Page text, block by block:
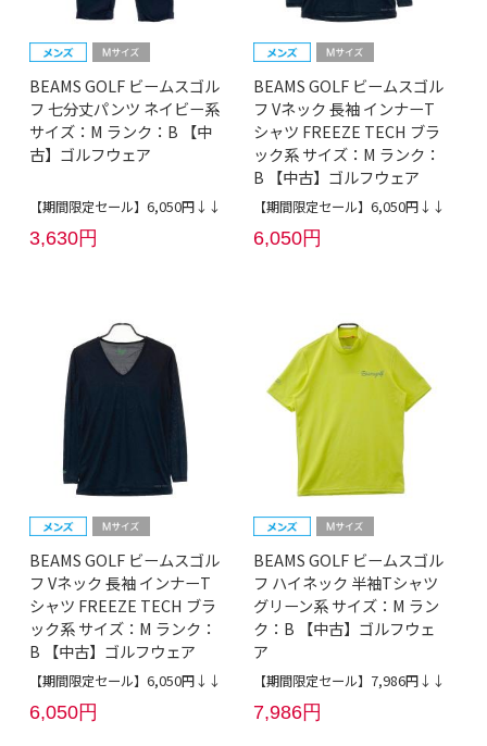
BEAMS GOLF ビームスゴル
フ 七分丈パンツ ネイビー系
サイズ：M ランク：B 【中
古】ゴルフウェア
【期間限定セール】6,050円↓↓
3,630円
BEAMS GOLF ビームスゴル
フ Vネック 長袖 インナーT
シャツ FREEZE TECH ブラ
ック系 サイズ：M ランク：
B 【中古】ゴルフウェア
【期間限定セール】6,050円↓↓
6,050円
BEAMS GOLF ビームスゴル
フ Vネック 長袖 インナーT
シャツ FREEZE TECH ブラ
ック系 サイズ：M ランク：
B 【中古】ゴルフウェア
【期間限定セール】6,050円↓↓
6,050円
BEAMS GOLF ビームスゴル
フ ハイネック 半袖Tシャツ
グリーン系 サイズ：M ラン
ク：B 【中古】ゴルフウェ
ア
【期間限定セール】7,986円↓↓
7,986円